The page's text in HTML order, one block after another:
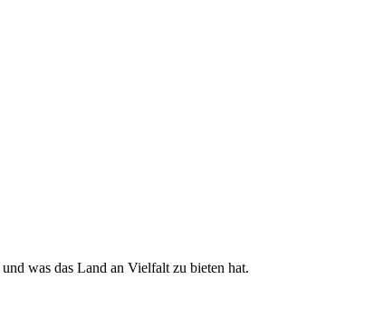
was das Land an Vielfalt zu bieten hat.